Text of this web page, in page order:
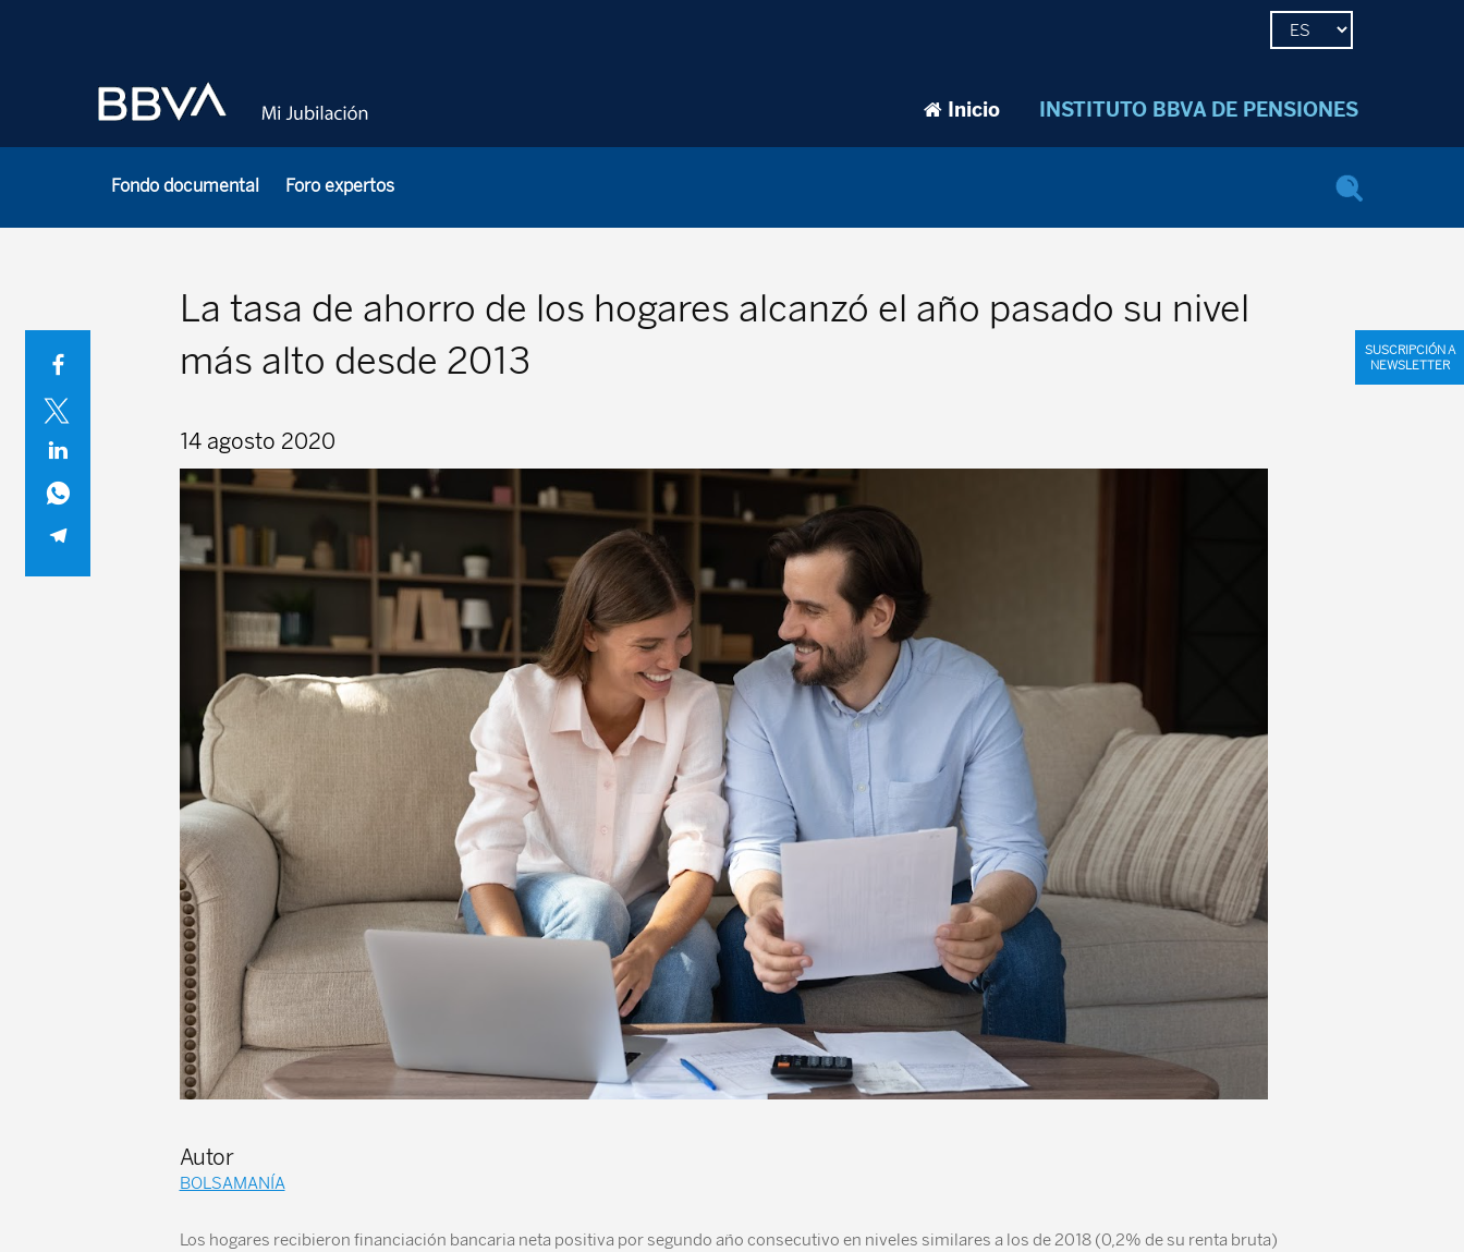
Inicio INSTITUTO BBVA DE PENSIONES
Fondo documental Foro expertos
La tasa de ahorro de los hogares alcanzó el año pasado su nivel
más alto desde 2013
14 agosto 2020
Autor
BOLSAMANÍA
Los hogares recibieron financiación bancaria neta positiva por segundo año consecutivo en niveles similares a los de 2018 (0,2% de su renta bruta)
SUSCRIPCIÓN A
NEWSLETTER